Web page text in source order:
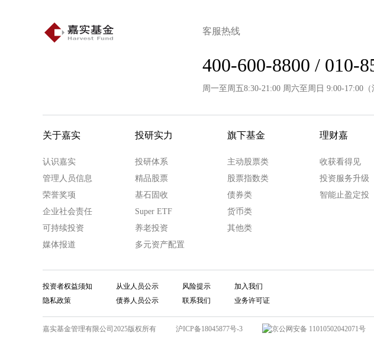
客服热线
400-600-8800 / 010-
周一至周五8:30-21:00 周六至周日 9:00-17:00（
关于嘉实
认识嘉实
管理人员信息
荣誉奖项
企业社会责任
可持续投资
媒体报道
投研实力
投研体系
精品股票
基石固收
Super ETF
养老投资
多元资产配置
旗下基金
主动股票类
股票指数类
债券类
货币类
其他类
理财嘉
收获看得见
投资服务升级
智能止盈定投
投资者权益须知
隐私政策
从业人员公示
债券人员公示
风险提示
联系我们
加入我们
业务许可证
嘉实基金管理有限公司2025版权所有 沪ICP备18045877号-3 京公网安备 11010502042071号